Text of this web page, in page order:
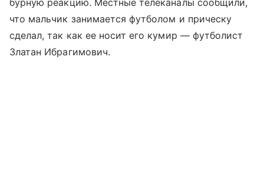
бурную реакцию. Местные телеканалы сообщили,
что мальчик занимается футболом и прическу
сделал, так как ее носит его кумир — футболист
Златан Ибрагимович.